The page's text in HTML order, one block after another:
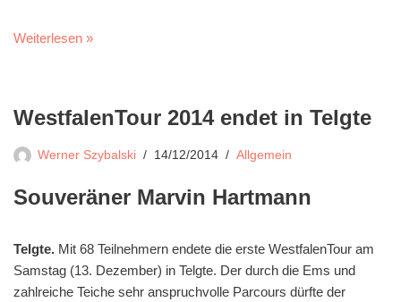
Weiterlesen »
WestfalenTour 2014 endet in Telgte
Werner Szybalski 14/12/2014 Allgemein
Souveräner Marvin Hartmann
Telgte. Mit 68 Teilnehmern endete die erste WestfalenTour am
Samstag (13. Dezember) in Telgte. Der durch die Ems und
zahlreiche Teiche sehr anspruchvolle Parcours dürfte der